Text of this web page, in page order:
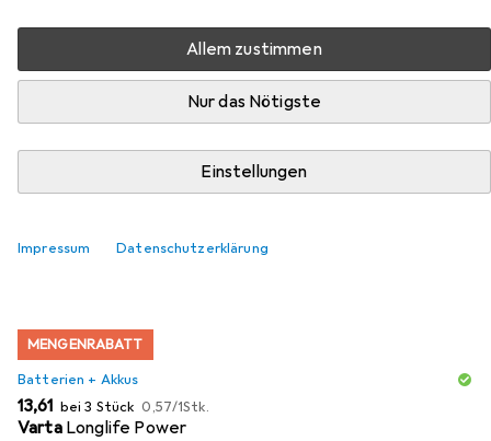
Allem zustimmen
Nur das Nötigste
Einstellungen
Impressum Datenschutzerklärung
IT FOR HEALTH DOODLE (CMO-2705-DD) aus den
Kategorien Batterien + Akkus und Mausmatte.
Beliebt Batterien + Akkus Mausmatte
Produktliste
MENGENRABATT
Batterien + Akkus
EUR
13,61 bei 3 Stück EUR
0,57/1Stk.
Varta Longlife Power